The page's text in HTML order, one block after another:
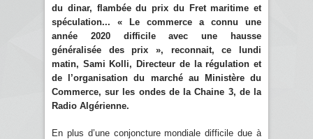
du dinar, flambée du prix du Fret maritime et
spéculation... « Le commerce a connu une
année 2020 difficile avec une hausse
généralisée des prix », reconnait, ce lundi
matin, Sami Kolli, Directeur de la régulation et
de l’organisation du marché au Ministère du
Commerce, sur les ondes de la Chaine 3, de la
Radio Algérienne.
En plus d’une conjoncture mondiale difficile due à